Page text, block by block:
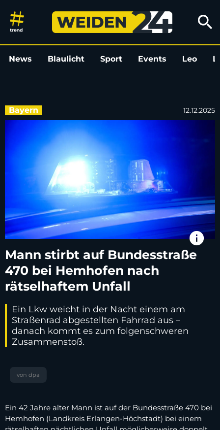
Mann stirbt auf Bundesstraße
search
News Blaulicht Sport Events Leo
Bayern 12.12.2025
info
Mann stirbt auf Bundesstraße
470 bei Hemhofen nach
rätselhaftem Unfall
Ein Lkw weicht in der Nacht einem am
Straßenrad abgestellten Fahrrad aus –
danach kommt es zum folgenschweren
Zusammenstoß.
von dpa
Ein 42 Jahre alter Mann ist auf der Bundesstraße 470 bei
Hemhofen (Landkreis Erlangen-Höchstadt) bei einem